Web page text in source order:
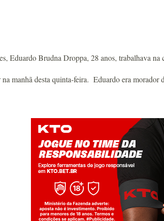
Brudna Droppa, 28 anos, trabalhava
manhã desta quinta-feira. Eduardo era